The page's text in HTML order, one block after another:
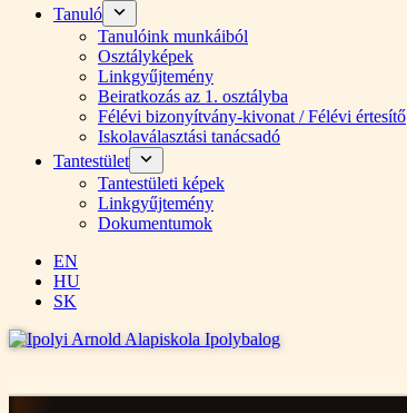
Tanuló
Tanulóink munkáiból
Osztályképek
Linkgyűjtemény
Beiratkozás az 1. osztályba
Félévi bizonyítvány-kivonat / Félévi értesítő
Iskolaválasztási tanácsadó
Tantestület
Tantestületi képek
Linkgyűjtemény
Dokumentumok
EN
HU
SK